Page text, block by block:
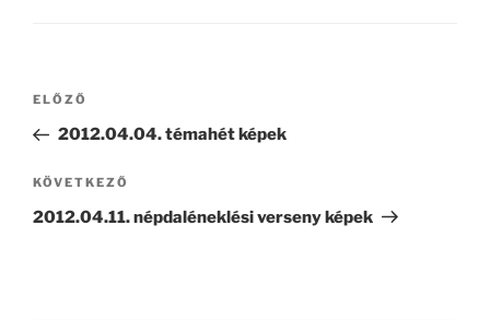
Bejegyzés
Korábbi
bejegyzés
ELŐZŐ
2012.04.04. témahét képek
Következő
bejegyzés
KÖVETKEZŐ
2012.04.11. népdaléneklési verseny képek